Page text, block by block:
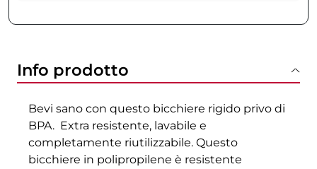
Info prodotto
Bevi sano con questo bicchiere rigido privo di
BPA. Extra resistente, lavabile e
completamente riutilizzabile. Questo
bicchiere in polipropilene è resistente